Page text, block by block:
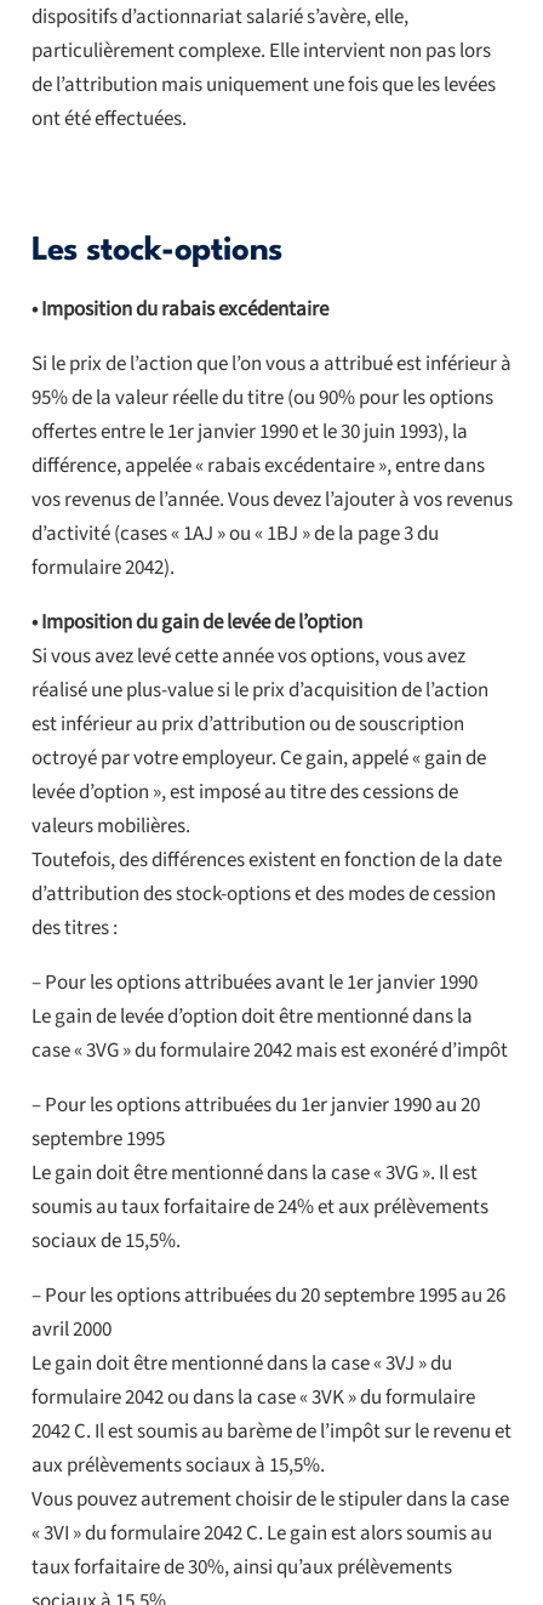
dispositifs d’actionnariat salarié s’avère, elle,
particulièrement complexe. Elle intervient non pas lors
de l’attribution mais uniquement une fois que les levées
ont été effectuées.
Les stock-options
• Imposition du rabais excédentaire
Si le prix de l’action que l’on vous a attribué est inférieur à
95% de la valeur réelle du titre (ou 90% pour les options
offertes entre le 1er janvier 1990 et le 30 juin 1993), la
différence, appelée « rabais excédentaire », entre dans
vos revenus de l’année. Vous devez l’ajouter à vos revenus
d’activité (cases « 1AJ » ou « 1BJ » de la page 3 du
formulaire 2042).
• Imposition du gain de levée de l’option
Si vous avez levé cette année vos options, vous avez
réalisé une plus-value si le prix d’acquisition de l’action
est inférieur au prix d’attribution ou de souscription
octroyé par votre employeur. Ce gain, appelé « gain de
levée d’option », est imposé au titre des cessions de
valeurs mobilières.
Toutefois, des différences existent en fonction de la date
d’attribution des stock-options et des modes de cession
des titres :
– Pour les options attribuées avant le 1er janvier 1990
Le gain de levée d’option doit être mentionné dans la
case « 3VG » du formulaire 2042 mais est exonéré d’impôt
– Pour les options attribuées du 1er janvier 1990 au 20
septembre 1995
Le gain doit être mentionné dans la case « 3VG ». Il est
soumis au taux forfaitaire de 24% et aux prélèvements
sociaux de 15,5%.
– Pour les options attribuées du 20 septembre 1995 au 26
avril 2000
Le gain doit être mentionné dans la case « 3VJ » du
formulaire 2042 ou dans la case « 3VK » du formulaire
2042 C. Il est soumis au barème de l’impôt sur le revenu et
aux prélèvements sociaux à 15,5%.
Vous pouvez autrement choisir de le stipuler dans la case
« 3VI » du formulaire 2042 C. Le gain est alors soumis au
taux forfaitaire de 30%, ainsi qu’aux prélèvements